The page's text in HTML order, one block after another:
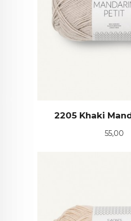
2205 Khaki
Pris
55,00